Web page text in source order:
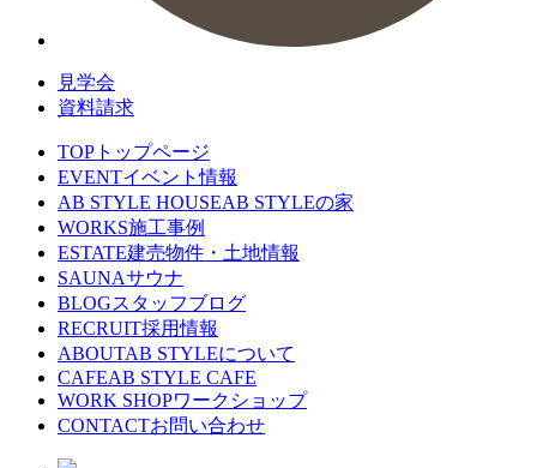
見学会
資料請求
TOP トップページ
EVENTイベント情報
AB STYLE HOUSEAB STYLEの家
WORKS施工事例
ESTATE建売物件・土地情報
SAUNAサウナ
BLOGスタッフブログ
RECRUIT採用情報
ABOUTAB STYLEについて
CAFEAB STYLE CAFE
WORK SHOPワークショップ
CONTACTお問い合わせ